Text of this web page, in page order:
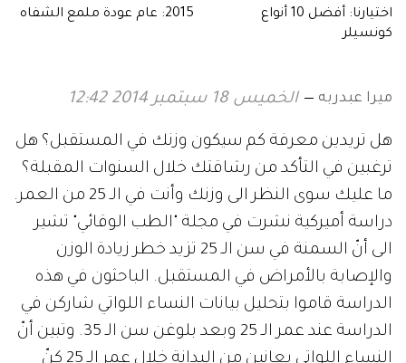
اختيارنا: أفضل 10 أنواع
كونسيلر
2015: عام عودة ملمع الشفاه
ميرا عبدربه الخميس 18 سبتمبر 2014 12:42
هل تريدين معرفة كم سيكون وزنك في المستقبل؟ هل
ترغبين في التأكد من رشاقتك خلال السنوات المقبلة؟
ما عليك سوى النظر الى وزنك وأنت في الـ 25 من العمر.
دراسة أميركية نشرت في مجلة "الطب الوقائي" تشير
الى أنّ السمنة في سن الـ 25 تزيد خطر زيادة الوزن
والإصابة بالأمراض في المستقبل. الباحثون في هذه
الدراسة قاموا بتحليل بيانات النساء اللواتي شاركن في
الدراسة عند عمر الـ 25 وبعد بلوغن سن الـ 35. وتبين أنّ
النساء اللواتي يعانين من البدانة خلال عمر الـ 25 كنّ